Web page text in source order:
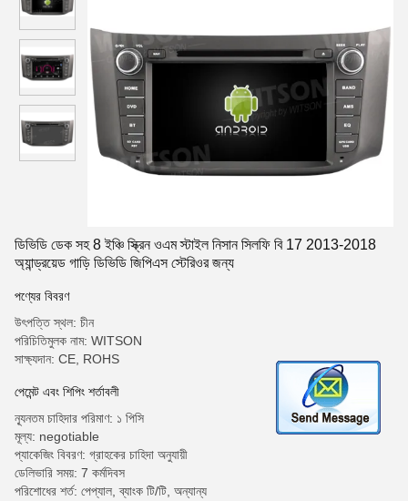
ডিভিডি ডেক সহ 8 ইঞ্চি স্ক্রিন ওএম স্টাইল নিসান সিলফি বি 17 2013-2018
অ্যান্ড্রয়েড গাড়ি ডিভিডি জিপিএস স্টেরিওর জন্য
পণ্যের বিবরণ
উৎপত্তি স্থল: চীন
পরিচিতিমুলক নাম: WITSON
সাক্ষ্যদান: CE, ROHS
পেমেন্ট এবং শিপিং শর্তাবলী
ন্যূনতম চাহিদার পরিমাণ: ১ পিসি
মূল্য: negotiable
প্যাকেজিং বিবরণ: গ্রাহকের চাহিদা অনুযায়ী
ডেলিভারি সময়: 7 কর্মদিবস
পরিশোধের শর্ত: পেপ্যাল, ব্যাংক টি/টি, অন্যান্য